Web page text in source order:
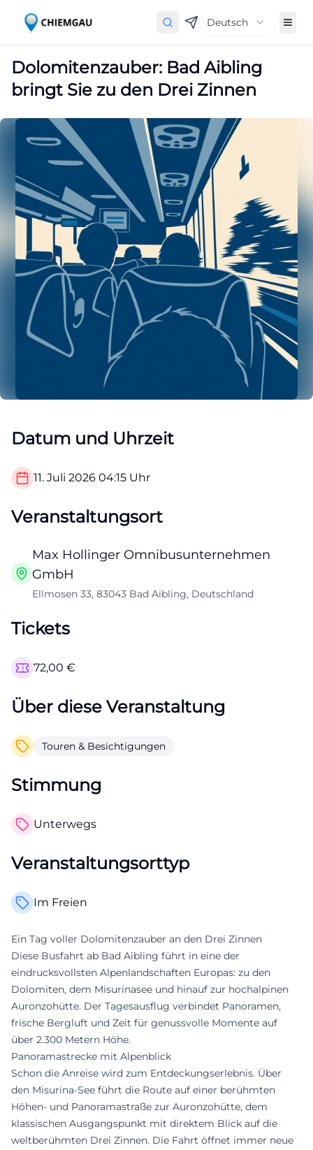
Deutsch
Dolomitenzauber: Bad Aibling
bringt Sie zu den Drei Zinnen
Datum und Uhrzeit
11. Juli 2026 04:15 Uhr
Veranstaltungsort
Max Hollinger Omnibusunternehmen
GmbH
Ellmosen 33, 83043 Bad Aibling, Deutschland
Tickets
72,00 €
Über diese Veranstaltung
Touren & Besichtigungen
Stimmung
Unterwegs
Veranstaltungsorttyp
Im Freien
Ein Tag voller Dolomitenzauber an den Drei Zinnen
Diese Busfahrt ab Bad Aibling führt in eine der
eindrucksvollsten Alpenlandschaften Europas: zu den
Dolomiten, dem Misurinasee und hinauf zur hochalpinen
Auronzohütte. Der Tagesausflug verbindet Panoramen,
frische Bergluft und Zeit für genussvolle Momente auf
über 2.300 Metern Höhe.
Panoramastrecke mit Alpenblick
Schon die Anreise wird zum Entdeckungserlebnis. Über
den Misurina-See führt die Route auf einer berühmten
Höhen- und Panoramastraße zur Auronzohütte, dem
klassischen Ausgangspunkt mit direktem Blick auf die
weltberühmten Drei Zinnen. Die Fahrt öffnet immer neue